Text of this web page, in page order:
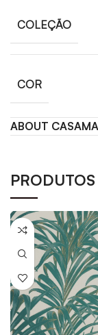
COLEÇÃO
COR
ABOUT